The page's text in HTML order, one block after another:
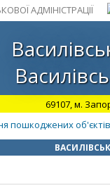
АДМІНІСТРАЦІЇ
69107, м.
пошкоджених об'єктів